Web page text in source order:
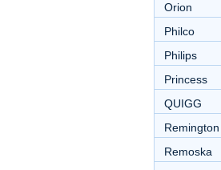
Orion
Philco
Philips
Princess
QUIGG
Remington
Remoska